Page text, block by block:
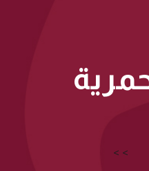
>
>